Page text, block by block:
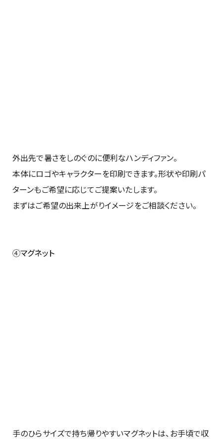
外出先で暑さをしのぐのに便利なハンディファン。
本体にロゴやキャラクターを印刷できます。形状や印刷パ
ターンもご希望に応じてご提案いたします。
まずはご希望の出来上がりイメージをご相談ください。
④マグネット
手のひらサイズで持ち帰りやすいマグネットは、お手頃で収